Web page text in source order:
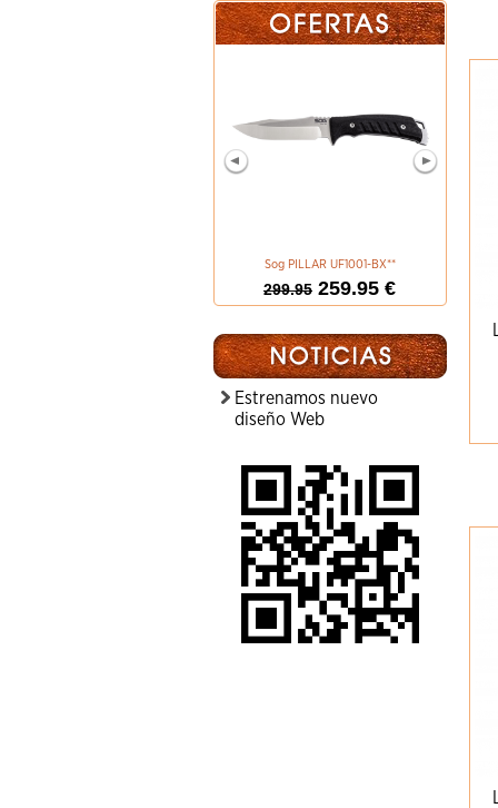
Sog PILLAR UF1001-BX**
299.95 259.95 €
Estrenamos nuevo
diseño Web